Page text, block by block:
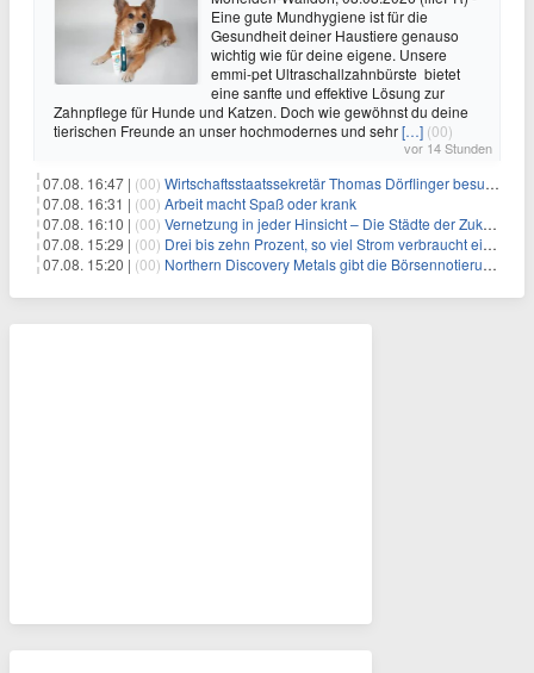
Eine gute Mundhygiene ist für die
Gesundheit deiner Haustiere genauso
wichtig wie für deine eigene. Unsere
emmi-pet Ultraschallzahnbürste bietet
eine sanfte und effektive Lösung zur
Zahnpflege für Hunde und Katzen. Doch wie gewöhnst du deine
tierischen Freunde an unser hochmodernes und sehr[…] (00)
vor 14 Stunden
07.08. 16:47 | (00) Wirtschaftsstaatssekretär Thomas Dörflinger besucht Handwerksbetrieb im Kammerbezirk Freiburg
07.08. 16:31 | (00) Arbeit macht Spaß oder krank
07.08. 16:10 | (00) Vernetzung in jeder Hinsicht – Die Städte der Zukunft sind grün-blau
07.08. 15:29 | (00) Drei bis zehn Prozent, so viel Strom verbraucht ein Aufzug im Gebäude
07.08. 15:20 | (00) Northern Discovery Metals gibt die Börsennotierung an der Frankfurter Wertpapierbörse bekannt